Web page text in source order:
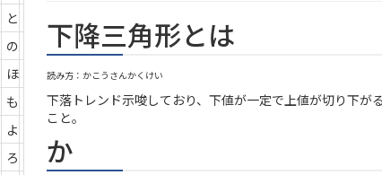
下降三角形とは
読み方：かこうさんかくけい
下落トレンド示唆しており、下値が一定で上値が切り下が
こと。
か
と
の
ほ
も
よ
ろ